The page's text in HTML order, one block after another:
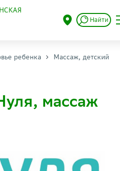
Найти
ребенка
Массаж, детский
массаж